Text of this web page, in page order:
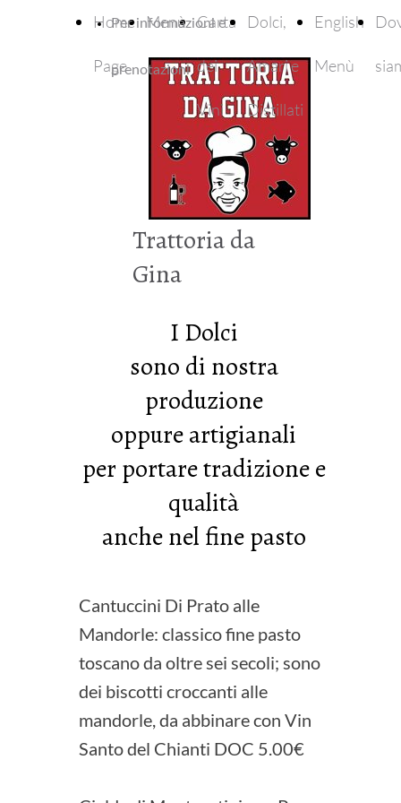
Trattoria da
Gina
Home
Page
Menù Carta
dei
Vini
Dolci,
Amari e
Distillati
English
Menù
Per informazioni e
prenotazioni
I Dolci
sono di nostra
produzione
oppure artigianali
per portare tradizione e
qualità
anche nel fine pasto
Cantuccini Di Prato alle
Mandorle: classico fine pasto
toscano da oltre sei secoli; sono
dei biscotti croccanti alle
mandorle, da abbinare con Vin
Santo del Chianti DOC 5.00€